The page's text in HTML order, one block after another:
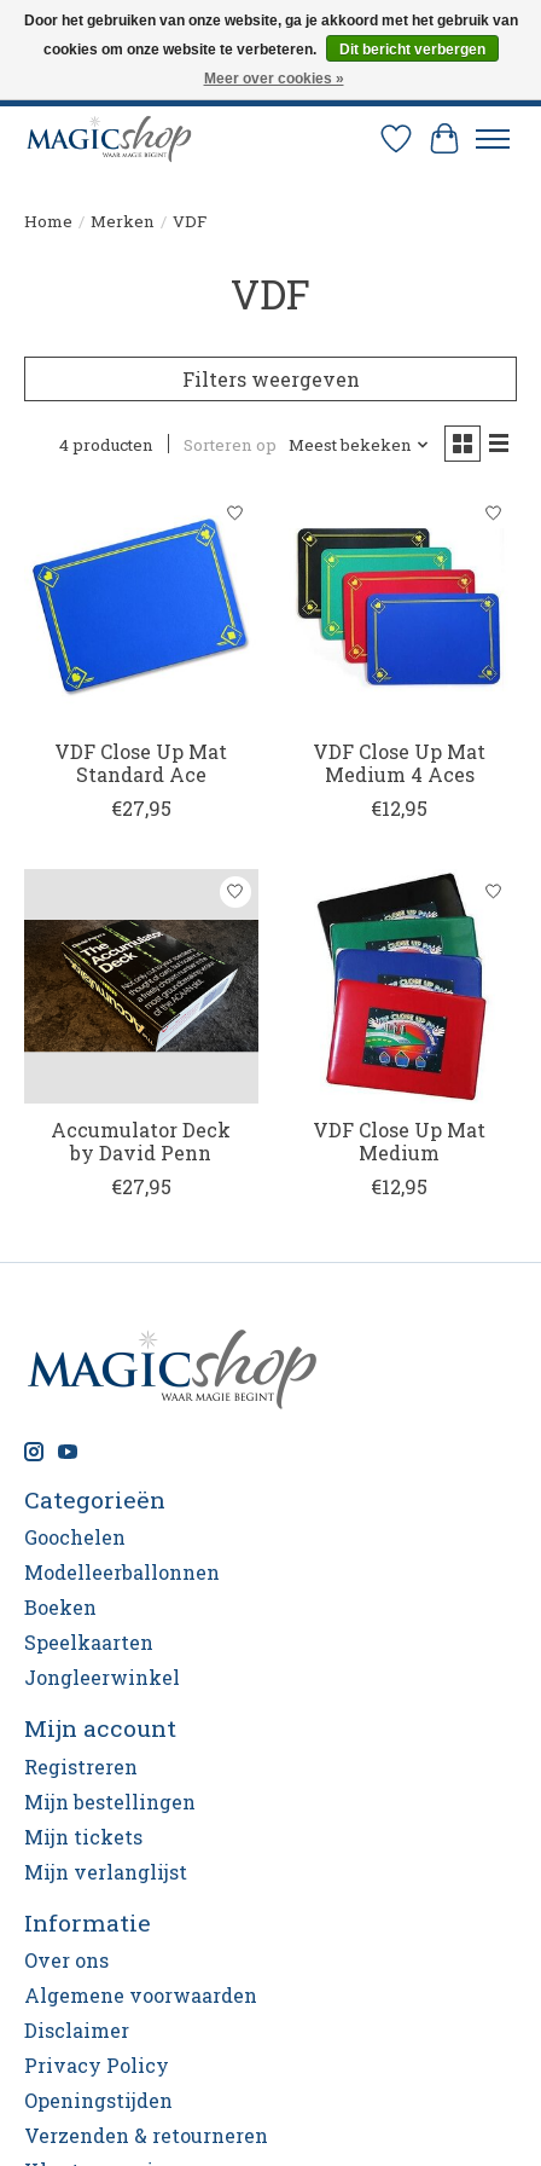
Altijd de nieuwste trucs op voorraad. Snelle verzending via PostNL en DHL.
Langskomen in onze winkel? Bel of mail om een afspraak te maken. 0251-
Verlanglijst
Home / Merken / VDF
VDF
Filters weergeven
4 producten Sorteren op Meest bekeken
VDF Close Up Mat
Standard Ace
€27,95
VDF Close Up Mat
Medium 4 Aces
€12,95
Accumulator Deck
by David Penn
€27,95
VDF Close Up Mat
Medium
€12,95
Categorieën
Goochelen
Modelleerballonnen
Boeken
Speelkaarten
Jongleerwinkel
Mijn account
Registreren
Mijn bestellingen
Mijn tickets
Mijn verlanglijst
Informatie
Over ons
Algemene voorwaarden
Disclaimer
Privacy Policy
Openingstijden
Verzenden & retourneren
Door het gebruiken van onze website, ga je akkoord met het gebruik van
cookies om onze website te verbeteren.
Dit bericht verbergen
Meer over cookies »